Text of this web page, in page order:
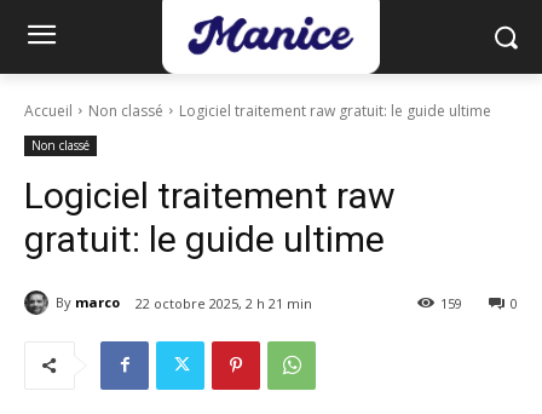
Accueil Non classé Logiciel traitement raw gratuit: le guide ultime
Non classé
Logiciel traitement raw
gratuit: le guide ultime
By marco 22 octobre 2025, 2 h 21 min 0
159